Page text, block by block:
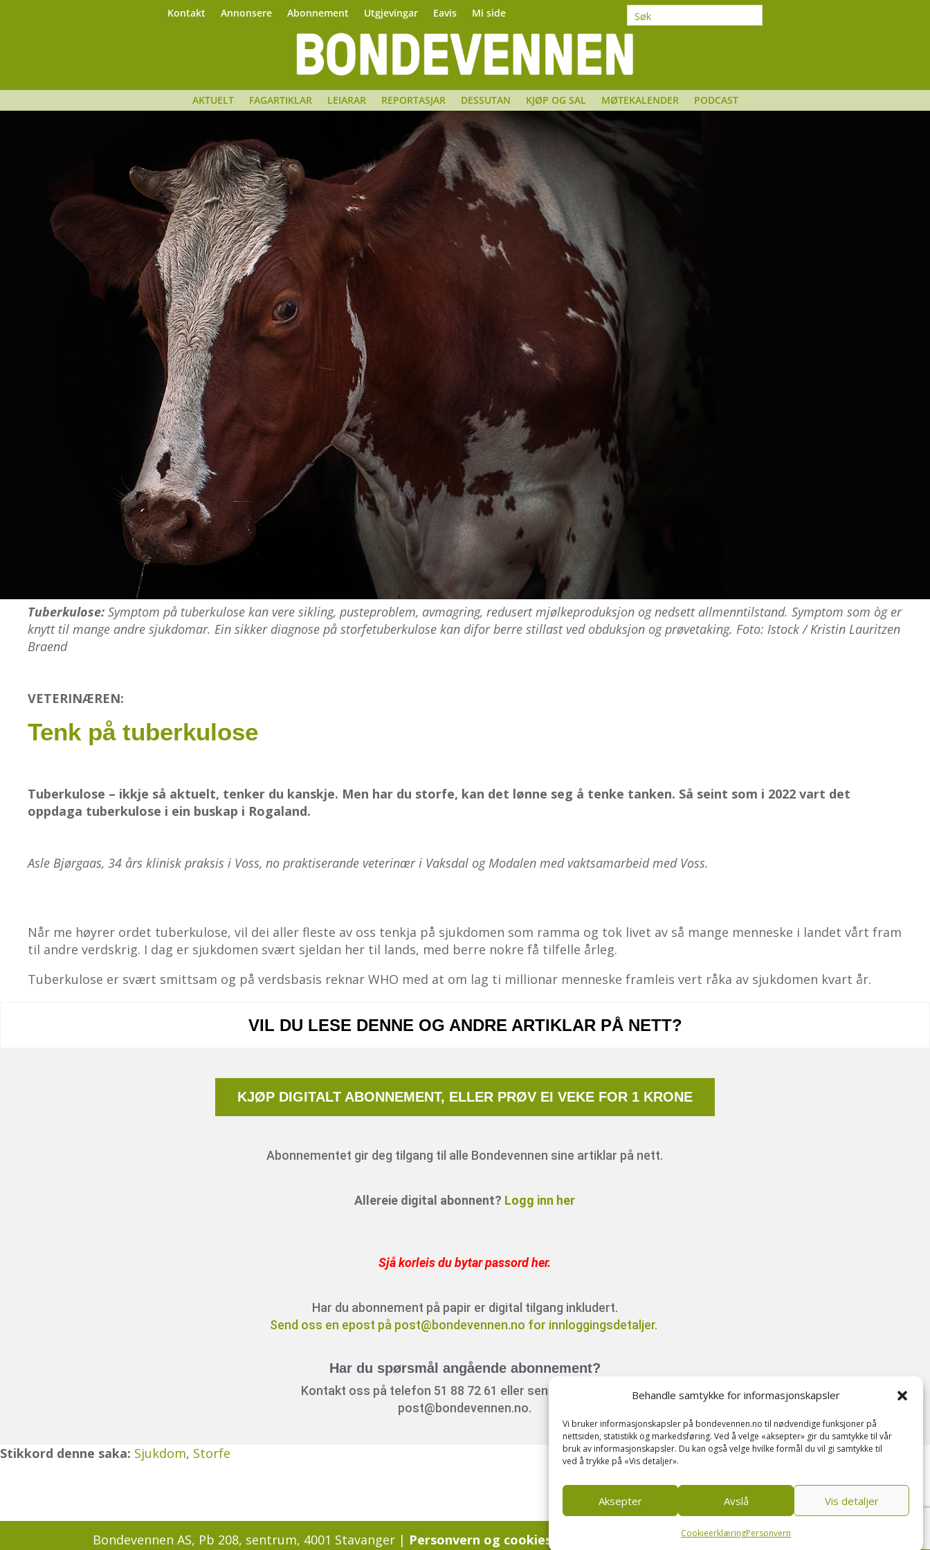
Behandle samtykke for informasjonskapsler
Vi bruker informasjonskapsler på bondevennen.no til nødvendige funksjoner på
nettsiden, statistikk og markedsføring. Ved å velge «aksepter» gir du samtykke til vår
bruk av informasjonskapsler. Du kan også velge hvilke formål du vil gi samtykke til
ved å trykke på «Vis detaljer».
Aksepter Avslå Vis detaljer
CookieerklæringPersonvern
Kontakt Annonsere Abonnement Utgjevingar Eavis Mi side
AKTUELT FAGARTIKLAR LEIARAR REPORTASJAR DESSUTAN KJØP OG SAL MØTEKALENDER PODCAST
Tuberkulose: Symptom på tuberkulose kan vere sikling, puste­problem, avmagring, redusert mjølkeproduksjon og nedsett allmenn­tilstand. Symptom som òg er
knytt til mange andre sjukdomar. Ein sikker diagnose på storfe­tuberkulose kan difor berre stillast ved obduksjon og prøve­taking. Foto: Istock / Kristin Lauritzen
Braend
VETERINÆREN:
Tenk på tuberkulose
Tuberkulose – ikkje så aktuelt, tenker du kanskje. Men har du storfe, kan det lønne seg å tenke tanken. Så seint som i 2022 vart det
oppdaga tuberkulose i ein buskap i Rogaland.
Asle Bjørgaas, 34 års klinisk praksis i Voss, no praktiserande veterinær i Vaksdal og Modalen med vaktsamarbeid med Voss.
​Når me høyrer ordet tuberkulose, vil dei aller fleste av oss tenkja på sjukdomen som ramma og tok livet av så mange menneske i landet vårt fram
til andre verdskrig. I dag er sjukdomen svært sjeldan her til lands, med berre nokre få tilfelle årleg.
Tuberkulose er svært smittsam og på verdsbasis reknar WHO med at om lag ti millionar menneske framleis vert råka av sjukdomen kvart år.
VIL DU LESE DENNE OG ANDRE ARTIKLAR PÅ NETT?
KJØP DIGITALT ABONNEMENT, ELLER PRØV EI VEKE FOR 1 KRONE
Abonnementet gir deg tilgang til alle Bondevennen sine artiklar på nett.
Allereie digital abonnent? Logg inn her
Sjå korleis du bytar passord her.
Har du abonnement på papir er digital tilgang inkludert.
Send oss en epost på post@bondevennen.no for innloggingsdetaljer.
Har du spørsmål angående abonnement?
Kontakt oss på telefon 51 88 72 61 eller send ein e-post til
post@bondevennen.no.
Stikkord denne saka: Sjukdom, Storfe
Bondevennen AS, Pb 208, sentrum, 4001 Stavanger | Personvern og cookies regler